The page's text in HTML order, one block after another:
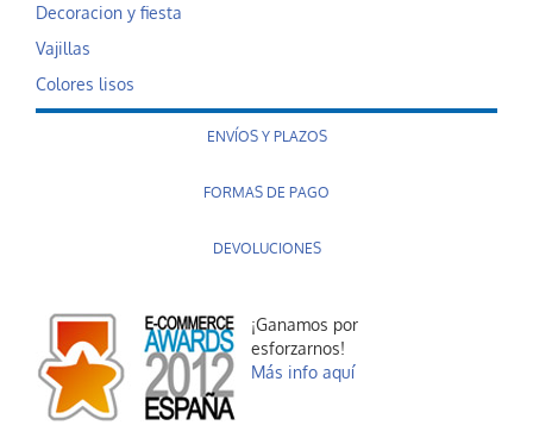
Decoracion y fiesta
Vajillas
Colores lisos
ENVÍOS Y PLAZOS
FORMAS DE PAGO
DEVOLUCIONES
¡Ganamos por
esforzarnos!
Más info aquí